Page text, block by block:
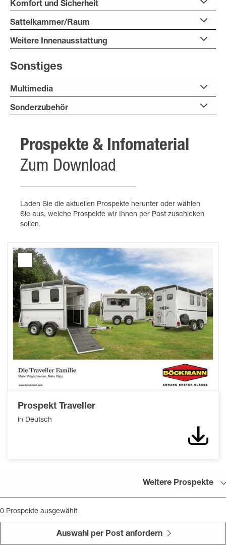
Komfort und Sicherheit
Sattelkammer/Raum
Weitere Innenausstattung
Sonstiges
Multimedia
Sonderzubehör
Prospekte & Infomaterial
Zum Download
Laden Sie die aktuellen Prospekte herunter oder wählen
Sie aus, welche Prospekte wir Ihnen per Post zuschicken
sollen.
Traveller
Prospekt
Prospekt Traveller
in Deutsch
Weitere Prospekte
0 Prospekte ausgewählt
Auswahl per Post anfordern